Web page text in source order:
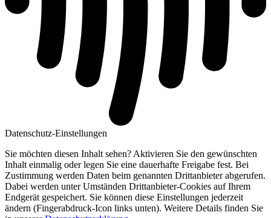
Datenschutz-Einstellungen
Sie möchten diesen Inhalt sehen? Aktivieren Sie den gewünschten
Inhalt einmalig oder legen Sie eine dauerhafte Freigabe fest. Bei
Zustimmung werden Daten beim genannten Drittanbieter abgerufen.
Dabei werden unter Umständen Drittanbieter-Cookies auf Ihrem
Endgerät gespeichert. Sie können diese Einstellungen jederzeit
ändern (Fingerabdruck-Icon links unten). Weitere Details finden Sie